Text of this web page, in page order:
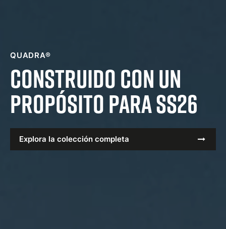
QUADRA®
Construido con un
propósito para SS26
Explora la colección completa